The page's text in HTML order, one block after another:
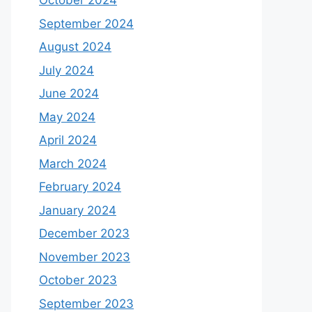
September 2024
August 2024
July 2024
June 2024
May 2024
April 2024
March 2024
February 2024
January 2024
December 2023
November 2023
October 2023
September 2023